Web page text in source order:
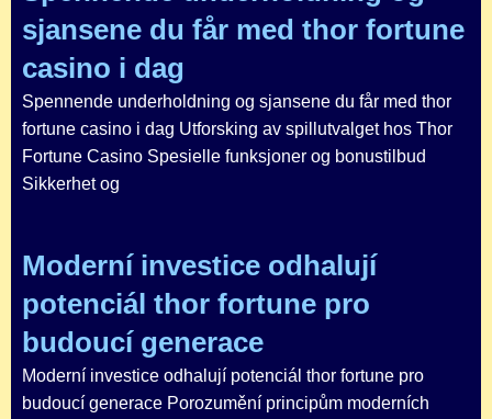
sjansene du får med thor fortune
casino i dag
Spennende underholdning og sjansene du får med thor
fortune casino i dag Utforsking av spillutvalget hos Thor
Fortune Casino Spesielle funksjoner og bonustilbud
Sikkerhet og
Moderní investice odhalují
potenciál thor fortune pro
budoucí generace
Moderní investice odhalují potenciál thor fortune pro
budoucí generace Porozumění principům moderních